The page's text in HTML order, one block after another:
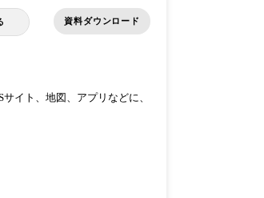
資料ダウンロード
イト、地図、アプリなどに、